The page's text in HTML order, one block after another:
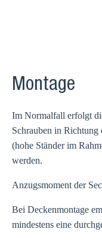
Montage
Im Normalfall erfolgt
Schrauben in
(hohe Ständer im
werden.
Anzugsmoment der
Bei Deckenmontage
mindestens eine